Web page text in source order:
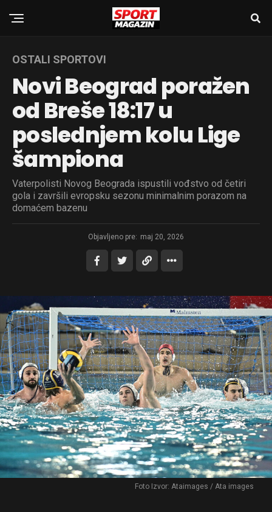
OSTALI SPORTOVI
Novi Beograd poražen
od Breše 18:17 u
poslednjem kolu Lige
šampiona
Vaterpolisti Novog Beograda ispustili vođstvo od četiri
gola i završili evropsku sezonu minimalnim porazom na
domaćem bazenu
Objavljeno pre: maj 20, 2026
Foto Izvor: Ataimages / Ata images